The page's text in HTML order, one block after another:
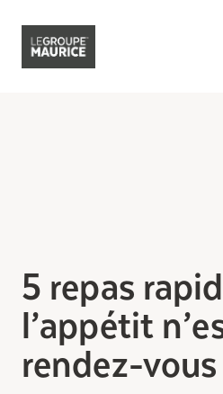
Notre esprit
Notre intégration
communauté
Notre sens de
5 repas
l’appétit
rendez-vous